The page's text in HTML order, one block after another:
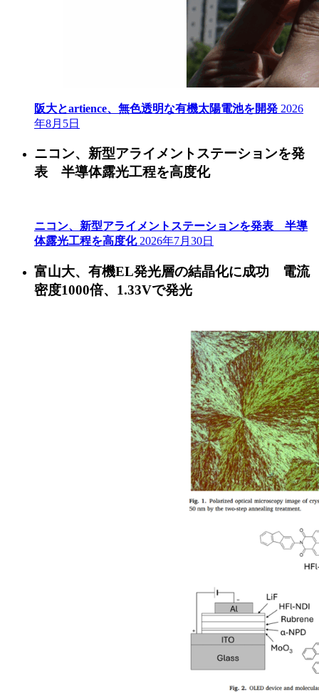
阪大とartience、無色透明な有機太陽電池を開発 2026
年8月5日
ニコン、新型アライメントステーションを発
表 半導体露光工程を高度化
ニコン、新型アライメントステーションを発表 半導
体露光工程を高度化 2026年7月30日
富山大、有機EL発光層の結晶化に成功 電流
密度1000倍、1.33Vで発光